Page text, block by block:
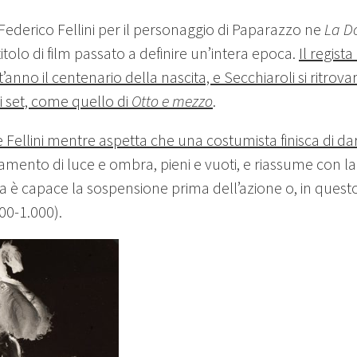
Fellini per il personaggio di Paparazzo ne La
di film passato a definire un’intera epoca. Il
il centenario della nascita, e Secchiaroli si
come quello di Otto e mezzo.
Fellini mentre aspetta che una costumista finisca di
di luce e ombra, pieni e vuoti, e riassume con
è capace la sospensione prima dell’azione o, in
1.000).